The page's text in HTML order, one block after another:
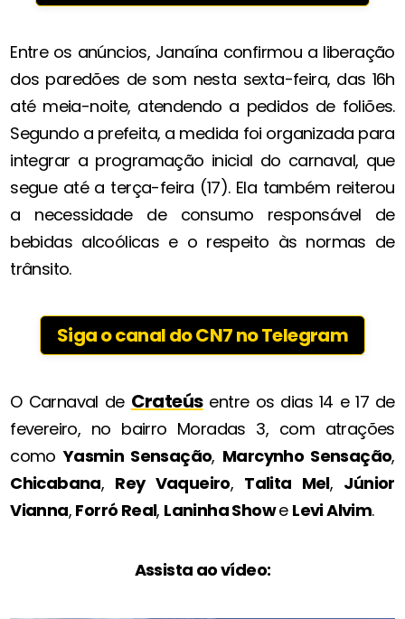
Entre os anúncios, Janaína confirmou a liberação
dos paredões de som nesta sexta-feira, das 16h
até meia-noite, atendendo a pedidos de foliões.
Segundo a prefeita, a medida foi organizada para
integrar a programação inicial do carnaval, que
segue até a terça-feira (17). Ela também reiterou
a necessidade de consumo responsável de
bebidas alcoólicas e o respeito às normas de
trânsito.
Siga o canal do CN7 no Telegram
O Carnaval de Crateúsentre os dias 14 e 17 de
fevereiro, no bairro Moradas 3, com atrações
comoYasmin Sensação, Marcynho Sensação,
Chicabana, Rey Vaqueiro, Talita Mel, Júnior
Vianna, Forró Real, Laninha Showe Levi Alvim.
Assista ao vídeo: